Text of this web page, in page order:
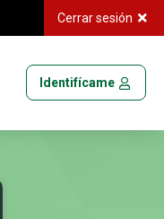
Cerrar sesión
Identifícame